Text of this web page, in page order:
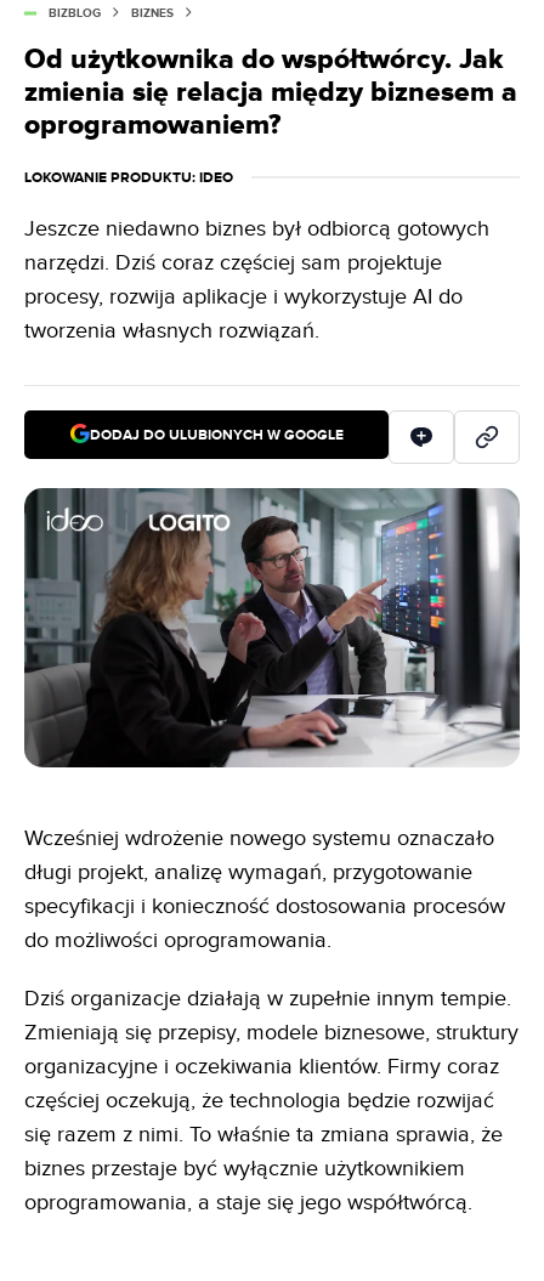
BIZBLOG BIZNES
Od użytkownika do współtwórcy. Jak
zmienia się relacja między biznesem a
oprogramowaniem?
LOKOWANIE PRODUKTU: IDEO
Jeszcze niedawno biznes był odbiorcą gotowych
narzędzi. Dziś coraz częściej sam projektuje
procesy, rozwija aplikacje i wykorzystuje AI do
tworzenia własnych rozwiązań.
DODAJ DO ULUBIONYCH W GOOGLE
Wcześniej wdrożenie nowego systemu oznaczało
długi projekt, analizę wymagań, przygotowanie
specyfikacji i konieczność dostosowania procesów
do możliwości oprogramowania.
Dziś organizacje działają w zupełnie innym tempie.
Zmieniają się przepisy, modele biznesowe, struktury
organizacyjne i oczekiwania klientów. Firmy coraz
częściej oczekują, że technologia będzie rozwijać
się razem z nimi. To właśnie ta zmiana sprawia, że
biznes przestaje być wyłącznie użytkownikiem
oprogramowania, a staje się jego współtwórcą.